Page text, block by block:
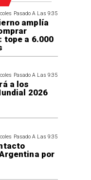
Pasado A Las 9:35
amplía
tope a 6.000
Pasado A Las 9:35
a los
2026
Pasado A Las 9:35
por